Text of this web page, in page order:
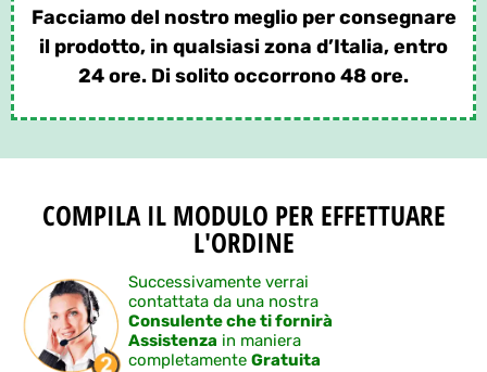
Facciamo del nostro meglio per consegnare
il prodotto, in qualsiasi zona d’Italia, entro
24 ore. Di solito occorrono 48 ore.
COMPILA IL MODULO PER EFFETTUARE
L'ORDINE
Successivamente verrai
contattata da una nostra
Consulente che ti fornirà
Assistenza in maniera
completamente Gratuita